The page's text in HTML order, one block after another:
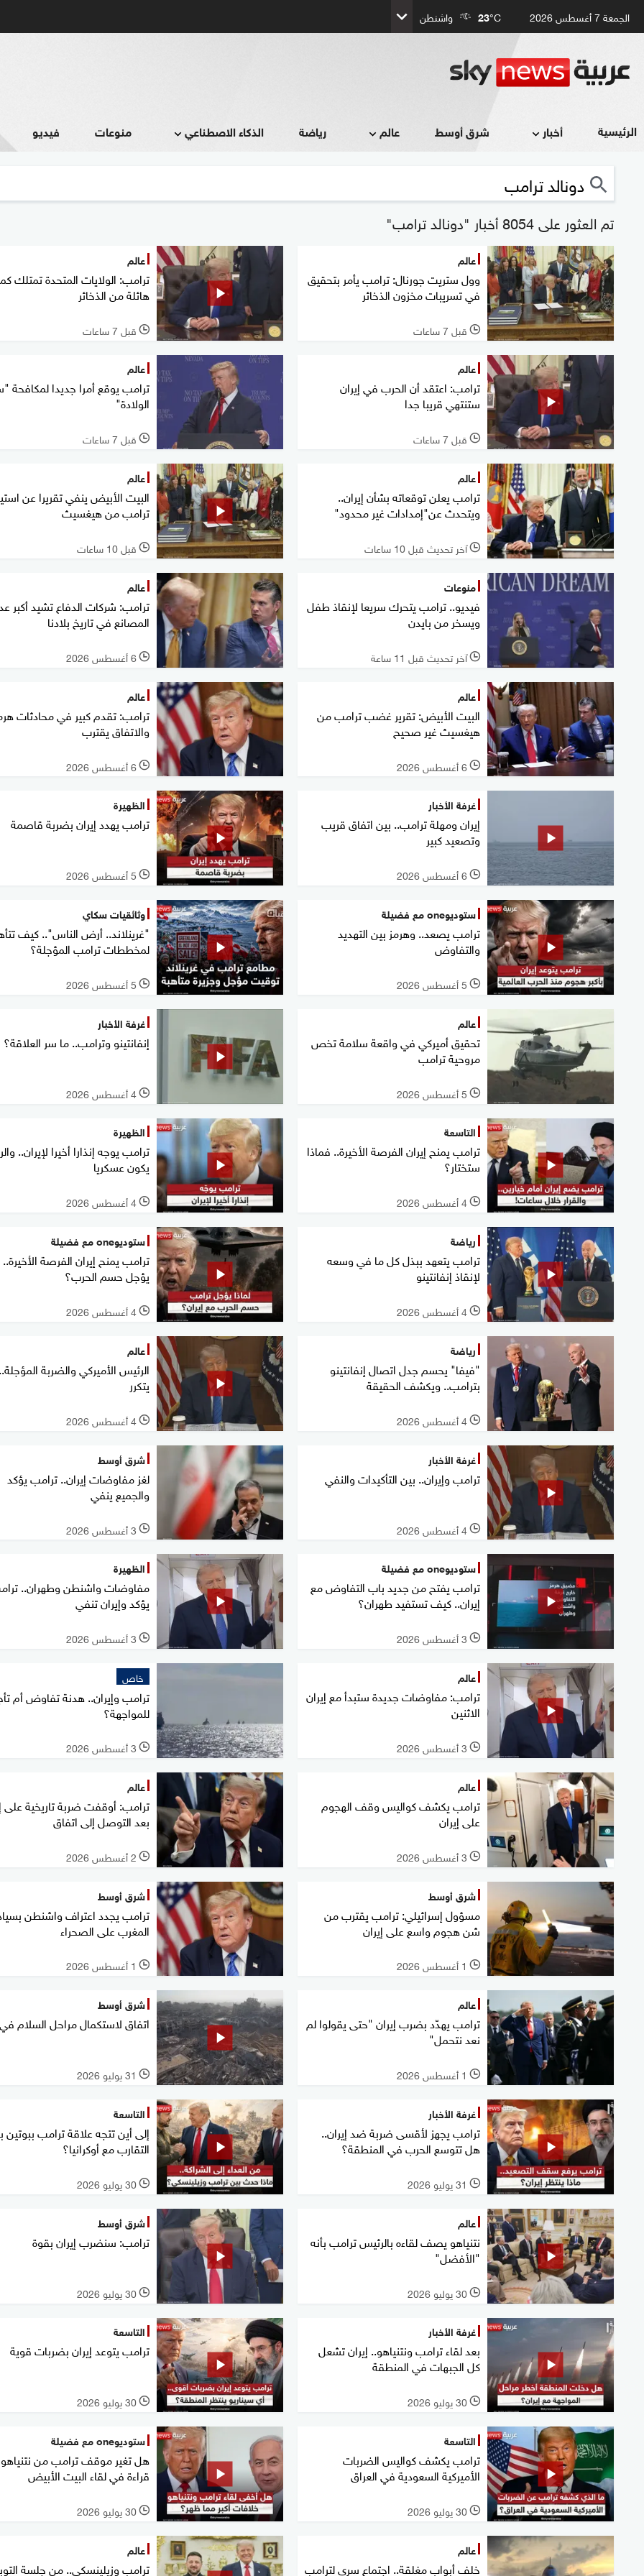
الجمعة 7 أغسطس 2026 23°C واشنطن
الرئيسية أخبار شرق أوسط عالم رياضة الذكاء الاصطناعي منوعات فيديو
تم العثور على 8054 أخبار "دونالد ترامب"
عالم
وول ستريت جورنال: ترامب يأمر بتحقيق
في تسريبات مخزون الذخائر
l قبل 7 ساعات
عالم
ترامب: الولايات المتحدة تمتلك
هائلة من الذخائر
l قبل 7 ساعات
عالم
ترامب: اعتقد أن الحرب في إيران
ستنتهي قريبا جدا
l قبل 7 ساعات
عالم
ترامب يوقع أمرا جديدا لمكافحة
الولادة"
l قبل 7 ساعات
عالم
ترامب يعلن توقعاته بشأن إيران..
ويتحدث عن"إمدادات غير محدود"
l آخر تحديث قبل 10 ساعات
عالم
البيت الأبيض ينفي تقريرا عن
ترامب من هيغسيث
l قبل 10 ساعات
منوعات
فيديو.. ترامب يتحرك سريعا لإنقاذ طفل
ويسخر من بايدن
l آخر تحديث قبل 11 ساعة
عالم
ترامب: شركات الدفاع تشيد أكبر
المصانع في تاريخ بلادنا
l 6 أغسطس 2026
عالم
البيت الأبيض: تقرير غضب ترامب من
هيغسيث غير صحيح
l 6 أغسطس 2026
عالم
ترامب: تقدم كبير في محادثات
والاتفاق يقترب
l 6 أغسطس 2026
غرفة الأخبار
إيران ومهلة ترامب.. بين اتفاق قريب
وتصعيد كبير
l 6 أغسطس 2026
الظهيرة
ترامب يهدد إيران بضربة قاصمة
l 5 أغسطس 2026
ستوديوone مع فضيلة
ترامب يصعد.. وهرمز بين التهديد
والتفاوض
l 5 أغسطس 2026
وثائقيات سكاي
"غرينلاند.. أرض الناس".. كيف
لمخططات ترامب المؤجلة؟
l 5 أغسطس 2026
عالم
تحقيق أميركي في واقعة سلامة تخص
مروحية ترامب
l 5 أغسطس 2026
غرفة الأخبار
إنفانتينو وترامب.. ما سر العلاقة؟
l 4 أغسطس 2026
التاسعة
ترامب يمنح إيران الفرصة الأخيرة.. فماذا
ستختار؟
l 4 أغسطس 2026
الظهيرة
ترامب يوجه إنذارا أخيرا لإيران..
يكون عسكريا
l 4 أغسطس 2026
رياضة
ترامب يتعهد ببذل كل ما في وسعه
لإنقاذ إنفانتينو
l 4 أغسطس 2026
ستوديوone مع فضيلة
ترامب يمنح إيران الفرصة الأخيرة..
يؤجل حسم الحرب؟
l 4 أغسطس 2026
رياضة
"فيفا" يحسم جدل اتصال إنفانتينو
بترامب.. ويكشف الحقيقة
l 4 أغسطس 2026
عالم
الرئيس الأميركي والضربة
يتكرر
l 4 أغسطس 2026
غرفة الأخبار
ترامب وإيران.. بين التأكيدات والنفي
l 4 أغسطس 2026
شرق أوسط
لغز مفاوضات إيران.. ترامب يؤكد
والجميع ينفي
l 3 أغسطس 2026
ستوديوone مع فضيلة
ترامب يفتح من جديد باب التفاوض مع
إيران.. كيف تستفيد طهران؟
l 3 أغسطس 2026
الظهيرة
مفاوضات واشنطن وطهران..
يؤكد وإيران تنفي
l 3 أغسطس 2026
عالم
ترامب: مفاوضات جديدة ستبدأ مع إيران
الاثنين
l 3 أغسطس 2026
خاص
ترامب وإيران.. هدنة تفاوض أم
للمواجهة؟
l 3 أغسطس 2026
عالم
ترامب يكشف كواليس وقف الهجوم
على إيران
l 3 أغسطس 2026
عالم
ترامب: أوقفت ضربة تاريخية على
بعد التوصل إلى اتفاق
l 2 أغسطس 2026
شرق أوسط
مسؤول إسرائيلي: ترامب يقترب من
شن هجوم واسع على إيران
l 1 أغسطس 2026
شرق أوسط
ترامب يجدد اعتراف واشنطن
المغرب على الصحراء
l 1 أغسطس 2026
عالم
ترامب يهدّد بضرب إيران "حتى يقولوا لم
نعد نتحمل"
l 1 أغسطس 2026
شرق أوسط
اتفاق لاستكمال مراحل السلام
l 31 يوليو 2026
غرفة الأخبار
ترامب يجهز لأقسى ضربة ضد إيران..
هل تتوسع الحرب في المنطقة؟
l 31 يوليو 2026
التاسعة
إلى أين تتجه علاقة ترامب ببوتين
التقارب مع أوكرانيا؟
l 30 يوليو 2026
عالم
نتنياهو يصف لقاءه بالرئيس ترامب بأنه
"الأفضل"
l 30 يوليو 2026
شرق أوسط
ترامب: سنضرب إيران بقوة
l 30 يوليو 2026
غرفة الأخبار
بعد لقاء ترامب ونتنياهو.. إيران تشعل
كل الجبهات في المنطقة
l 30 يوليو 2026
التاسعة
ترامب يتوعد إيران بضربات قوية
l 30 يوليو 2026
التاسعة
ترامب يكشف كواليس الضربات
الأميركية السعودية في العراق
l 30 يوليو 2026
ستوديوone مع فضيلة
هل تغير موقف ترامب من
قراءة في لقاء البيت الأبيض
l 30 يوليو 2026
عالم
خلف أبواب مغلقة.. اجتماع سري لترامب
عالم
ترامب وزيلينسكي.. من جلسة